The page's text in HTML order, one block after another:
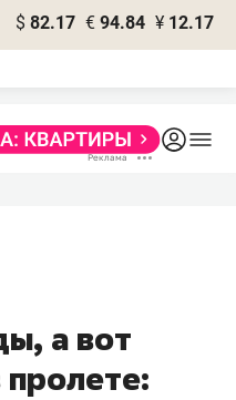
$ 82.17 € 94.84 ¥ 12.17
а вот
пролете: